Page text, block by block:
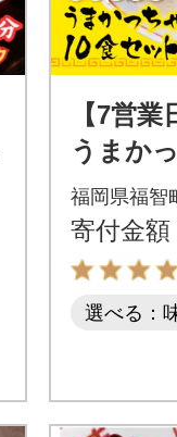
【7営
うまか
ラーメ
福岡県福智
寄付金額
選べる：